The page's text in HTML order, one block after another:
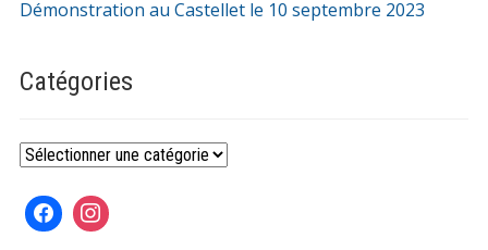
Démonstration au Castellet le 10 septembre 2023
Catégories
Catégories